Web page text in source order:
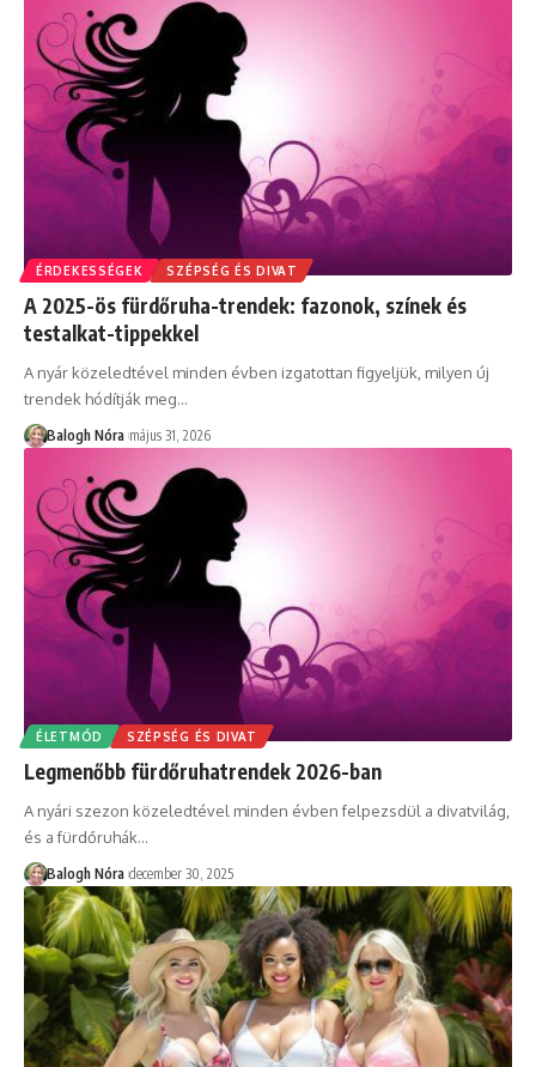
ÉRDEKESSÉGEK SZÉPSÉG ÉS DIVAT
A 2025-ös fürdőruha-trendek: fazonok, színek és
testalkat-tippekkel
A nyár közeledtével minden évben izgatottan figyeljük, milyen új
trendek hódítják meg…
Balogh Nóra május 31, 2026
ÉLETMÓD SZÉPSÉG ÉS DIVAT
Legmenőbb fürdőruhatrendek 2026-ban
A nyári szezon közeledtével minden évben felpezsdül a divatvilág,
és a fürdőruhák…
Balogh Nóra december 30, 2025